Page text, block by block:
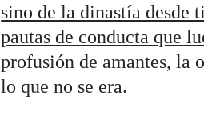
sino de la dinastía desde
pautas de conducta que
profusión de amantes, la
lo que no se era.